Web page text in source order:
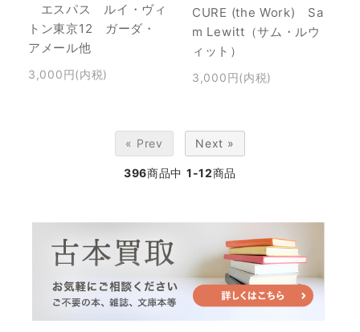
エスパス ルイ・ヴィ
トン東京12 ガーダ・
アメール他
3,000円(内税)
CURE (the Work) Sa
m Lewitt（サム・ルウ
ィット）
3,000円(内税)
« Prev Next »
396商品中 1-12商品